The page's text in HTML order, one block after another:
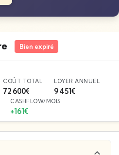
Bien expiré
COÛT TOTAL
72 600€
LOYER ANNUEL
9 451€
CASHFLOW/MOIS
+161€
Financier Fiscalité